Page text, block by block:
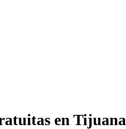
en Tijuana